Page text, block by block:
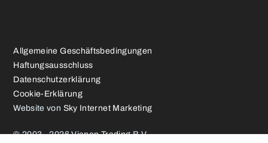
Allgemeine Geschäftsbedingungen
Haftungsausschluss
Datenschutzerklärung
Cookie-Erklärung
Website von Sky Internet Marketing
© 2003 - 2026 Vianen Trading B.V